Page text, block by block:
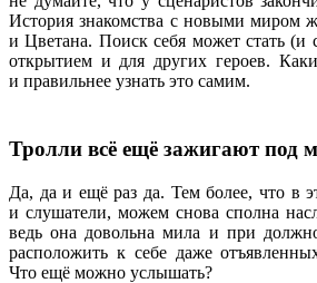
История знакомства с новыми миром
и Цветана. Поиск себя может стать (и
открытием и для других героев.
и правильнее узнать это самим.
Тролли всё ещё зажигают под
Да, да и ещё раз да. Тем более, что в
и слушатели, можем снова сполна
ведь она довольна мила и при
расположить к себе даже
Что ещё можно услышать?